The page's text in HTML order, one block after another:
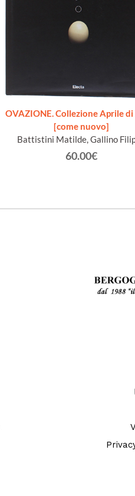
OVAZIONE. Collezione Aprile di
[come nuovo]
Battistini Matilde, Gallino
60.00€